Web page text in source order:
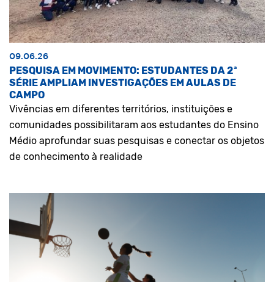
09.06.26
PESQUISA EM MOVIMENTO: ESTUDANTES DA 2ª
SÉRIE AMPLIAM INVESTIGAÇÕES EM AULAS DE
CAMPO
Vivências em diferentes territórios, instituições e
comunidades possibilitaram aos estudantes do Ensino
Médio aprofundar suas pesquisas e conectar os objetos
de conhecimento à realidade